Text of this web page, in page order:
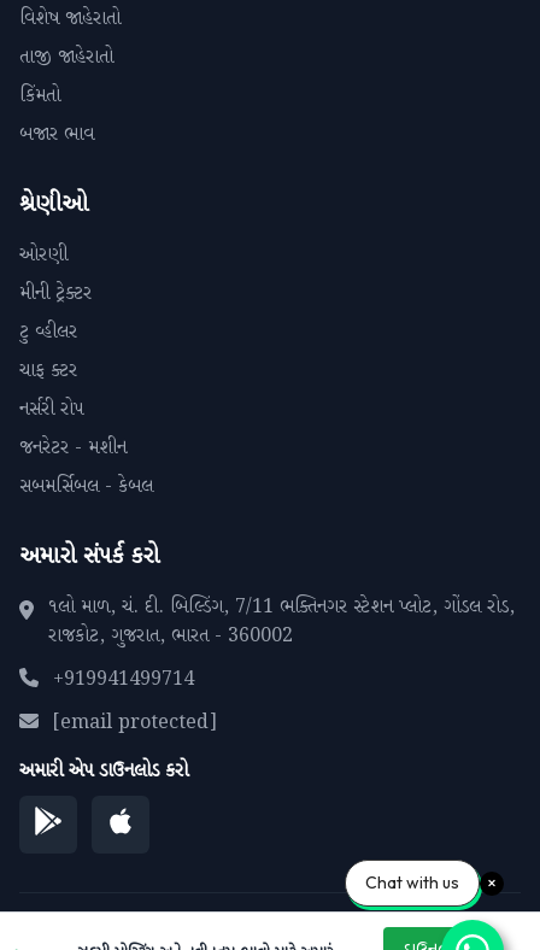
વિશેષ જાહેરાતો
તાજી જાહેરાતો
કિંમતો
બજાર ભાવ
શ્રેણીઓ
ઓરણી
મીની ટ્રેક્ટર
ટુ વ્હીલર
ચાફ ક્ટર
નર્સરી રોપ
જનરેટર - મશીન
સબમર્સિબલ - કેબલ
અમારો સંપર્ક કરો
૧લો માળ, ચં. દી. બિલ્ડિંગ, 7/11 ભક્તિનગર સ્ટેશન પ્લોટ, ગોંડલ રોડ,
રાજકોટ, ગુજરાત, ભારત - 360002
+919941499714
[email protected]
અમારી એપ ડાઉનલોડ કરો
© 2026 પીપળાના પાને. બધા અધિકારો સુરક્ષિત.
Chat with us